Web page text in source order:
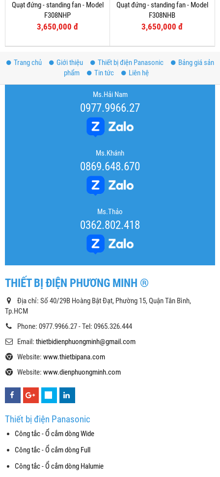
Quạt đứng - standing fan - Model
F308NHP
3,650,000 đ
Quạt đứng - standing fan - Model
F308NHB
3,650,000 đ
Trang chủ Giới thiệu Thiết bị điện Panasonic
Bảng giá sản
phẩm
Tin tức Liên hệ
Ms.Hải Nam
0977.9966.27
Ms.Khánh
0869.648.670
Ms.Thảo
0362.802.418
THIẾT BỊ ĐIỆN PHƯƠNG MINH ®
Địa chỉ: Số 40/29B Hoàng Bật Đạt, Phường 15, Quận Tân Bình,
Tp.HCM
Phone: 0977.9966.27 - Tel: 0965.326.444
Email: thietbidienphuongminh@gmail.com
Website: www.thietbipana.com
Website: www.dienphuongminh.com
Thiết bị điện Panasonic
Công tắc - Ổ cắm dòng Wide
Công tắc - Ổ cắm dòng Full
Công tắc - Ổ cắm dòng Halumie